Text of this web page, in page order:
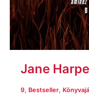
Jane
9, Bestseller,